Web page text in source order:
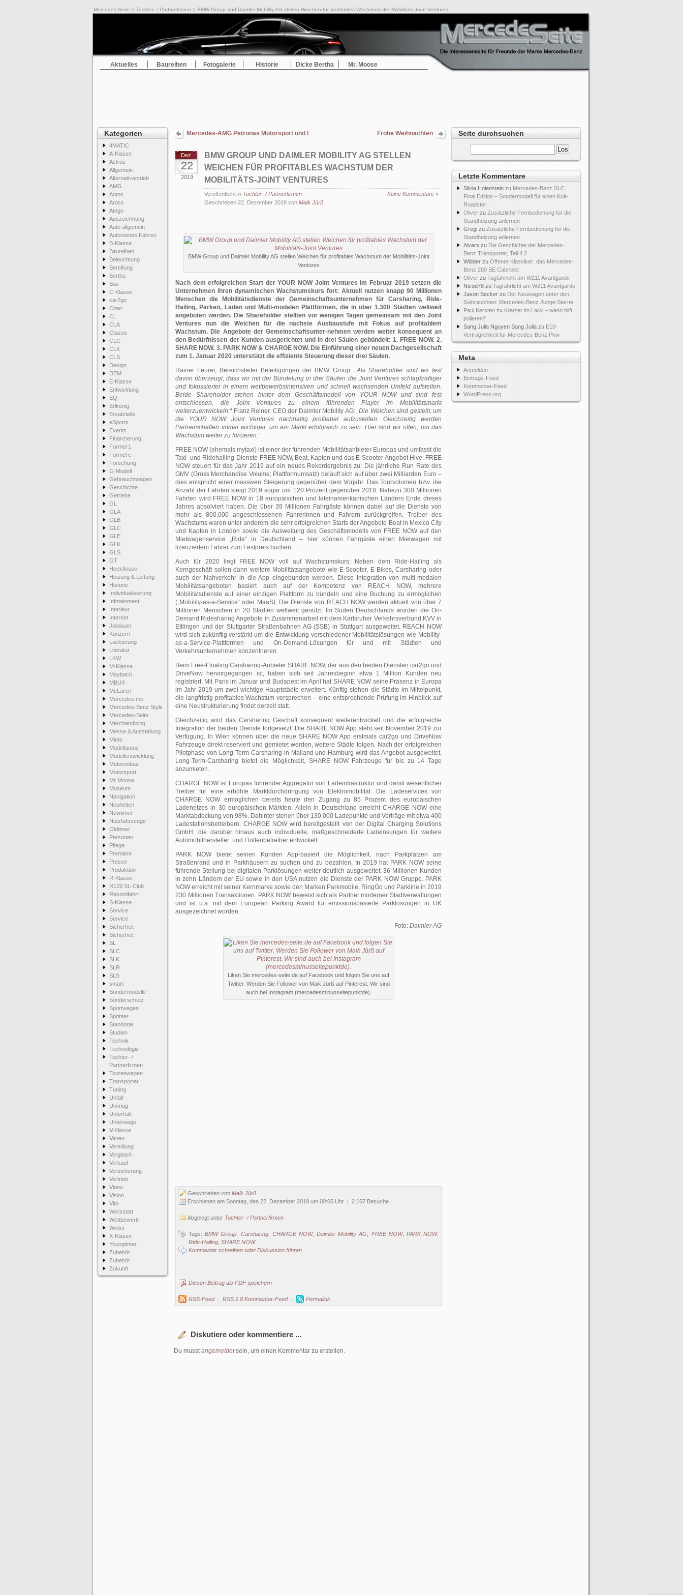
Mercedes-Seite > Tochter- / Partnerfirmen > BMW Group und Daimler Mobility AG stellen Weichen für profitables Wachstum der Mobilitäts-Joint Ventures
Aktuelles Baureihen Fotogalerie Historie Dicke Bertha Mr. Moose
Kategorien
4MATIC
A-Klasse
Actros
Allgemein
Alternativantrieb
AMG
Antos
Arocs
Atego
Auszeichnung
Auto allgemein
Autonomes Fahren
B-Klasse
Baureihen
Beleuchtung
Bereifung
Bertha
Bus
C-Klasse
car2go
Citan
CL
CLA
Classic
CLC
CLK
CLS
Design
DTM
E-Klasse
Entwicklung
EQ
Erlkönig
Ersatzteile
eSports
Events
Finanzierung
Formel 1
Formel e
Forschung
G-Modell
Gebrauchtwagen
Geschichte
Getriebe
GL
GLA
GLB
GLC
GLE
GLK
GLS
GT
Heckflosse
Heizung & Lüftung
Historie
Individualisierung
Infotainment
Interieur
Internet
Jubiläum
Konzern
Lackierung
Literatur
LKW
M-Klasse
Maybach
MBUX
McLaren
Mercedes me
Mercedes-Benz Style
Mercedes-Seite
Merchandising
Messe & Ausstellung
Miete
Modellautos
Modellentwicklung
Motorenbau
Motorsport
Mr Moose
Museum
Navigation
Neuheiten
Newtimer
Nutzfahrzeuge
Oldtimer
Personen
Pflege
Premiere
Presse
Produktion
R-Klasse
R129 SL-Club
Rekordfahrt
S-Klasse
Service
Service
Sicherheit
Sicherheit
SL
SLC
SLK
SLR
SLS
smart
Sondermodelle
Sonderschutz
Sportwagen
Sprinter
Standorte
Studien
Technik
Technologie
Tochter- /
Partnerfirmen
Tourenwagen
Transporter
Tuning
Unfall
Unimog
Unterhalt
Unterwegs
V-Klasse
Vaneo
Veredlung
Vergleich
Verkauf
Versicherung
Vertrieb
Viano
Vision
Vito
Werkstatt
Wettbewerb
Winter
X-Klasse
Youngtimer
Zubehör
Zubehör
Zukunft
Seite durchsuchen
Letzte Kommentare
Silvia Holenstein zu Mercedes-Benz SLC
Final Edition – Sondermodell für einen Kult-
Roadster
Oliver zu Zusätzliche Fernbedienung für die
Standheizung anlernen
Gregi zu Zusätzliche Fernbedienung für die
Standheizung anlernen
Aivars zu Die Geschichte der Mercedes-
Benz Transporter, Teil 4.2
Widder zu Offener Klassiker: das Mercedes-
Benz 280 SE Cabriolet
Oliver zu Tagfahrlicht am W211 Avantgarde
Nicod78 zu Tagfahrlicht am W211 Avantgarde
Jason Becker zu Der Neuwagen unter den
Gebrauchten: Mercedes-Benz Junge Sterne
Paul Kersten zu Kratzer im Lack – wann hilft
polieren?
Sang Julia Nguyen Sang Julia zu E10-
Verträglichkeit für Mercedes-Benz Pkw
Meta
Anmelden
Eintrags-Feed
Kommentar-Feed
WordPress.org
Mercedes-AMG Petronas Motorsport und Lewis Hamilton offiziell als FIA Formel 1-Weltmeister geehrt
Frohe Weihnachten
Dez.
22
2019
BMW GROUP UND DAIMLER MOBILITY AG STELLEN
WEICHEN FÜR PROFITABLES WACHSTUM DER
MOBILITÄTS-JOINT VENTURES
Veröffentlicht in Tochter- / Partnerfirmen
Keine Kommentare »
Geschrieben 22. Dezember 2019 von Maik Jürß
BMW Group und Daimler Mobility AG stellen Weichen für profitables Wachstum der Mobilitäts-Joint
Ventures
Nach dem erfolgreichen Start der YOUR NOW Joint Ventures im Februar 2019 setzen die
Unternehmen ihren dynamischen Wachstumskurs fort: Aktuell nutzen knapp 90 Millionen
Menschen die Mobilitätsdienste der Gemeinschaftsunternehmen für Carsharing, Ride-
Hailing, Parken, Laden und Multi-modalen Plattformen, die in über 1.300 Städten weltweit
angeboten werden. Die Shareholder stellten vor wenigen Tagen gemeinsam mit den Joint
Ventures nun die Weichen für die nächste Ausbaustufe mit Fokus auf profitablem
Wachstum. Die Angebote der Gemeinschaftsunter-nehmen werden weiter konsequent an
den Bedürfnissen der Kunden ausgerichtet und in drei Säulen gebündelt: 1. FREE NOW. 2.
SHARE NOW. 3. PARK NOW & CHARGE NOW. Die Einführung einer neuen Dachgesellschaft
zum 1. Januar 2020 unterstützt die effiziente Steuerung dieser drei Säulen.
Rainer Feurer, Bereichsleiter Beteiligungen der BMW Group: „Als Shareholder sind wir fest
davon überzeugt, dass wir mit der Bündelung in drei Säulen die Joint Ventures schlagkräftiger
und fokussierter in einem wettbewerbsintensiven und schnell wachsenden Umfeld aufstellen.
Beide Shareholder stehen hinter dem Geschäftsmodell von YOUR NOW und sind fest
entschlossen, die Joint Ventures zu einem führenden Player im Mobilitätsmarkt
weiterzuentwickeln.“Franz Reiner, CEO der Daimler Mobility AG: „Die Weichen sind gestellt, um
die YOUR NOW Joint Ventures nachhaltig profitabel aufzustellen. Gleichzeitig werden
Partnerschaften immer wichtiger, um am Markt erfolgreich zu sein. Hier sind wir offen, um das
Wachstum weiter zu forcieren.“
FREE NOW (ehemals mytaxi) ist einer der führenden Mobilitätsanbieter Europas und umfasst die
Taxi- und Ridehailing-Dienste FREE NOW, Beat, Kapten und das E-Scooter Angebot Hive. FREE
NOW steuert für das Jahr 2019 auf ein neues Rekordergebnis zu: Die jährliche Run Rate des
GMV (Gross Merchandise Volume; Plattformumsatz) beläuft sich auf über zwei Milliarden Euro –
dies entspricht einer massiven Steigerung gegenüber dem Vorjahr. Das Tourvolumen bzw. die
Anzahl der Fahrten steigt 2019 sogar um 120 Prozent gegenüber 2018: Nahezu 300 Millionen
Fahrten wird FREE NOW in 18 europäischen und lateinamerikanischen Ländern Ende dieses
Jahres absolviert haben. Die über 39 Millionen Fahrgäste können dabei auf die Dienste von
mehr als 800.000 angeschlossenen Fahrerinnen und Fahrern zurückgreifen. Treiber des
Wachstums waren unter anderem die sehr erfolgreichen Starts der Angebote Beat in Mexico City
und Kapten in London sowie die Ausweitung des Geschäftsmodells von FREE NOW auf den
Mietwagenservice „Ride“ in Deutschland – hier können Fahrgäste einen Mietwagen mit
lizenziertem Fahrer zum Festpreis buchen.
Auch für 2020 liegt FREE NOW voll auf Wachstumskurs: Neben dem Ride-Hailing als
Kerngeschäft sollen dann weitere Mobilitätsangebote wie E-Scooter, E-Bikes, Carsharing oder
auch der Nahverkehr in die App eingebunden werden. Diese Integration von multi-modalen
Mobilitätsangeboten basiert auch auf der Kompetenz von REACH NOW, mehrere
Mobilitätsdienste auf einer einzigen Plattform zu bündeln und eine Buchung zu ermöglichen
(„Mobility-as-a-Service“ oder MaaS). Die Dienste von REACH NOW werden aktuell von über 7
Millionen Menschen in 20 Städten weltweit genutzt. Im Süden Deutschlands wurden die On-
Demand Ridesharing Angebote in Zusammenarbeit mit dem Karlsruher Verkehrsverbund KVV in
Ettlingen und der Stuttgarter Straßenbahnen AG (SSB) in Stuttgart ausgeweitet. REACH NOW
wird sich zukünftig verstärkt um die Entwicklung verschiedener Mobilitätslösungen wie Mobility-
as-a-Service-Plattformen und On-Demand-Lösungen für und mit Städten und
Verkehrsunternehmen konzentrieren.
Beim Free-Floating Carsharing-Anbieter SHARE NOW, der aus den beiden Diensten car2go und
DriveNow hervorgegangen ist, haben sich seit Jahresbeginn etwa 1 Million Kunden neu
registriert. Mit Paris im Januar und Budapest im April hat SHARE NOW seine Präsenz in Europa
im Jahr 2019 um zwei wichtige Hauptstädte erweitert. Künftig stehen die Städte im Mittelpunkt,
die langfristig profitables Wachstum versprechen – eine entsprechende Prüfung im Hinblick auf
eine Neustrukturierung findet derzeit statt.
Gleichzeitig wird das Carsharing Geschäft konsequent weiterentwickelt und die erfolgreiche
Integration der beiden Dienste fortgesetzt: Die SHARE NOW App steht seit November 2019 zur
Verfügung. In Wien können über die neue SHARE NOW App erstmals car2go und DriveNow
Fahrzeuge direkt reserviert und gemietet werden, weitere Städte folgen. Nach der erfolgreichen
Pilotphase von Long-Term-Carsharing in Mailand und Hamburg wird das Angebot ausgeweitet.
Long-Term-Carsharing bietet die Möglichkeit, SHARE NOW Fahrzeuge für bis zu 14 Tage
anzumieten.
CHARGE NOW ist Europas führender Aggregator von Ladeinfrastruktur und damit wesentlicher
Treiber für eine erhöhte Marktdurchdringung von Elektromobilität. Die Ladeservices von
CHARGE NOW ermöglichen bereits heute den Zugang zu 85 Prozent des europäischen
Ladenetzes in 30 europäischen Märkten. Allein in Deutschland erreicht CHARGE NOW eine
Marktabdeckung von 98%. Dahinter stehen über 130.000 Ladepunkte und Verträge mit etwa 400
Ladestationsbetreibern. CHARGE NOW wird bereitgestellt von der Digital Charging Solutions
GmbH, die darüber hinaus auch individuelle, maßgeschneiderte Ladelösungen für weitere
Automobilhersteller und Flottenbetreiber entwickelt.
PARK NOW bietet seinen Kunden App-basiert die Möglichkeit, nach Parkplätzen am
Straßenrand und in Parkhäusern zu suchen und zu bezahlen. In 2019 hat PARK NOW seine
führende Stellung bei digitalen Parklösungen weiter deutlich ausgeweitet: 36 Millionen Kunden
in zehn Ländern der EU sowie in den USA nutzen die Dienste der PARK NOW Gruppe. PARK
NOW erreicht mit seiner Kernmarke sowie den Marken Parkmobile, RingGo und Parkline in 2019
230 Millionen Transaktionen. PARK NOW beweist sich als Partner moderner Stadtverwaltungen
und ist u.a. mit dem European Parking Award für emissionsbasierte Parklösungen in UK
ausgezeichnet worden.
Foto: Daimler AG
Liken Sie mercedes-seite.de auf Facebook und folgen Sie uns auf
Twitter. Werden Sie Follower von Maik Jürß auf Pinterest. Wir sind
auch bei Instagram (mercedesminusseitepunktde).
Geschrieben von Maik Jürß
Erschienen am Sonntag, den 22. Dezember 2019 um 00:05 Uhr | 2.167 Besuche
Abgelegt unter Tochter- / Partnerfirmen
Tags:BMW Group Carsharing, CHARGE NOW,Daimler Mobility AG FREE NOW, PARK NOW,
Ride-Hailing SHARE NOW
Kommentar schreiben oder Diskussion führen
Diesen Beitrag als PDF speichern
RSS-Feed· RSS 2.0 Kommentar-Feed· Permalink
Diskutiere oder kommentiere ...
Du musstangemeldetsein, um einen Kommentar zu erstellen.